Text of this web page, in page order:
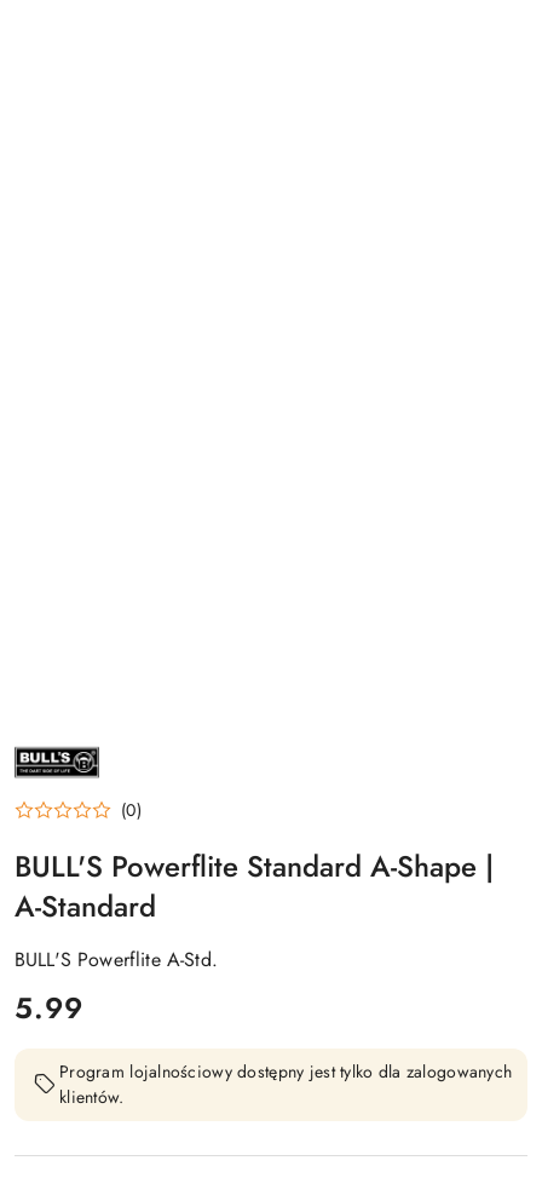
NAZWA
PRODUCENTA:
BULL'S
DE
(0)
BULL'S Powerflite Standard A-Shape |
A-Standard
BULL'S Powerflite A-Std.
cena:
5.99
Program lojalnościowy dostępny jest tylko dla zalogowanych
klientów.